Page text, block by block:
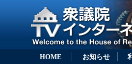
HOME お知らせ